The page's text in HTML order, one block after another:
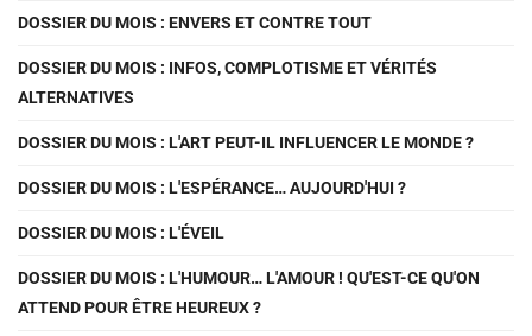
DOSSIER DU MOIS : ENVERS ET CONTRE TOUT
DOSSIER DU MOIS : INFOS, COMPLOTISME ET VÉRITÉS
ALTERNATIVES
DOSSIER DU MOIS : L'ART PEUT-IL INFLUENCER LE MONDE ?
DOSSIER DU MOIS : L'ESPÉRANCE… AUJOURD'HUI ?
DOSSIER DU MOIS : L'ÉVEIL
DOSSIER DU MOIS : L'HUMOUR… L'AMOUR ! QU'EST-CE QU'ON
ATTEND POUR ÊTRE HEUREUX ?